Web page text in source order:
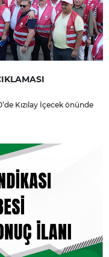
Kızılay İçecek önünde